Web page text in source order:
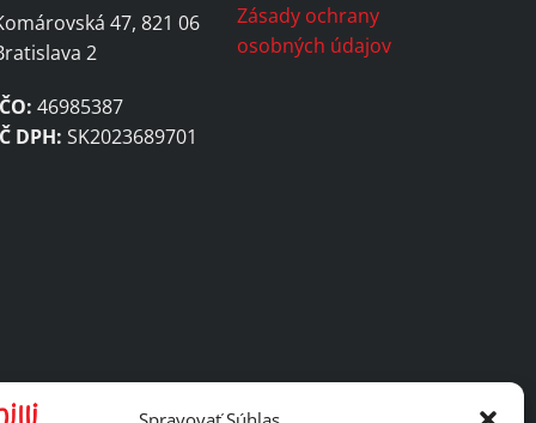
47, 821 06
2
46985387
DPH: SK2023689701
Zásady ochrany
osobných údajov